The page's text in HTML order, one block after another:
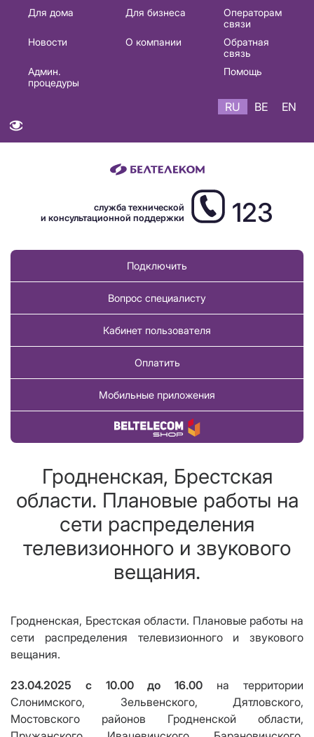
Основная
навигация
Для дома Для бизнеса
Операторам
связи
Новости
О компании
Обратная
связь
Админ.
процедуры
Помощь
RU BE EN
служба технической
и консультационной поддержки
123
Подключить
Вопрос специалисту
Кабинет пользователя
Оплатить
Мобильные приложения
Купить товар
Гродненская, Брестская
области. Плановые работы на
сети распределения
телевизионного и звукового
вещания.
Гродненская, Брестская области. Плановые работы на
сети распределения телевизионного и звукового
вещания.
23.04.2025 с 10.00 до 16.00 на территории
Слонимского, Зельвенского, Дятловского,
Мостовского районов Гродненской области,